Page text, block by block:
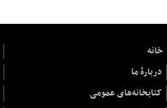
خانه
دربارهٔ ما
کتابخانه‌های عمومی